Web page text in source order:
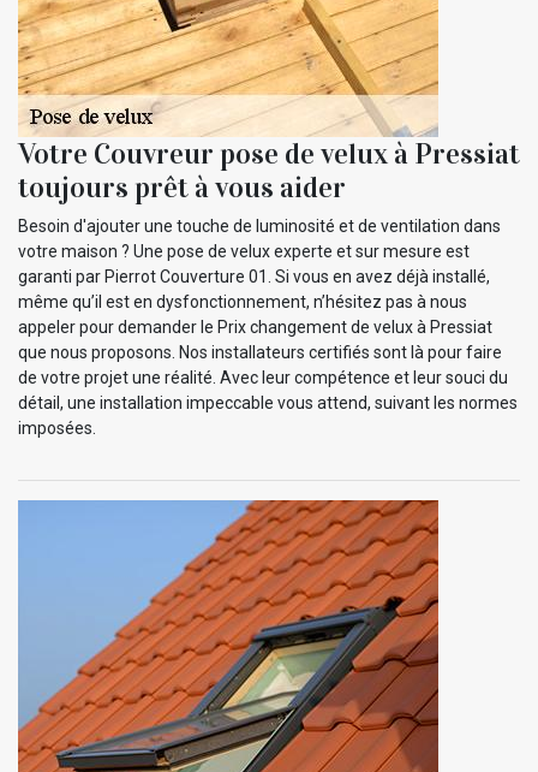
Votre Couvreur pose de velux à Pressiat
toujours prêt à vous aider
Besoin d'ajouter une touche de luminosité et de ventilation dans
votre maison ? Une pose de velux experte et sur mesure est
garanti par Pierrot Couverture 01. Si vous en avez déjà installé,
même qu’il est en dysfonctionnement, n’hésitez pas à nous
appeler pour demander le Prix changement de velux à Pressiat
que nous proposons. Nos installateurs certifiés sont là pour faire
de votre projet une réalité. Avec leur compétence et leur souci du
détail, une installation impeccable vous attend, suivant les normes
imposées.